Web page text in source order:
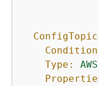
Type: